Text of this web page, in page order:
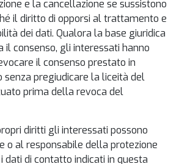
e la cancellazione se sussistono
il diritto di opporsi al trattamento e
dei dati. Qualora la base giuridica
consenso, gli interessati hanno
il consenso prestato in
senza pregiudicare la liceità del
prima della revoca del
diritti gli interessati possono
o al responsabile della protezione
dati di contatto indicati in questa